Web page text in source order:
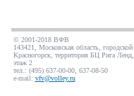
© 2001-2018 ВФВ
143421, Московская область, городской
Красногорск, территория БЦ Рига Ленд,
этаж 2
тел.: (495) 637-00-00, 637-08-50
e-mail: vfv@volley.ru